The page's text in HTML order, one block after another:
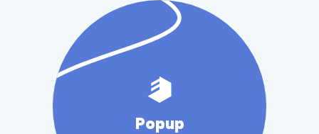
Popup